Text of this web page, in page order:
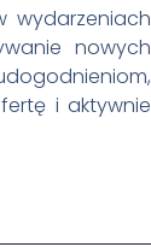
wydarzeniach
nowych
i aktywnie